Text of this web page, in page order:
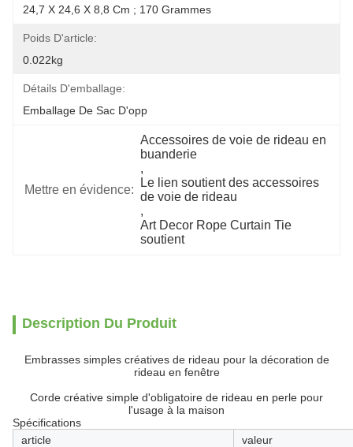
24,7 X 24,6 X 8,8 Cm ; 170 Grammes
Poids D'article:
0.022kg
Détails D'emballage:
Emballage De Sac D'opp
Mettre en évidence:
Accessoires de voie de rideau en
buanderie
,
Le lien soutient des accessoires
de voie de rideau
,
Art Decor Rope Curtain Tie
soutient
Description Du Produit
Embrasses simples créatives de rideau pour la décoration de
rideau en fenêtre
Corde créative simple d'obligatoire de rideau en perle pour
l'usage à la maison
Spécifications
article
valeur